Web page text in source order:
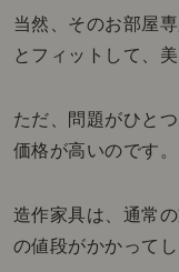
当然、そのお部屋
とフィットして、
ただ、問題がひとつ
価格が高いのです。
造作家具は、通常
の値段がかかってし